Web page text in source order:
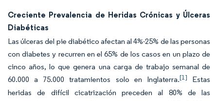
Creciente Prevalencia de Heridas Crónicas y Úlceras
Diabéticas
Las úlceras del pie diabético afectan al 4%-25% de las personas
con diabetes y recurren en el 65% de los casos en un plazo de
cinco años, lo que genera una carga de trabajo semanal de
60.000 a 75.000 tratamientos solo en Inglaterra.[1]
Estas
heridas de difícil cicatrización preceden al 80% de las